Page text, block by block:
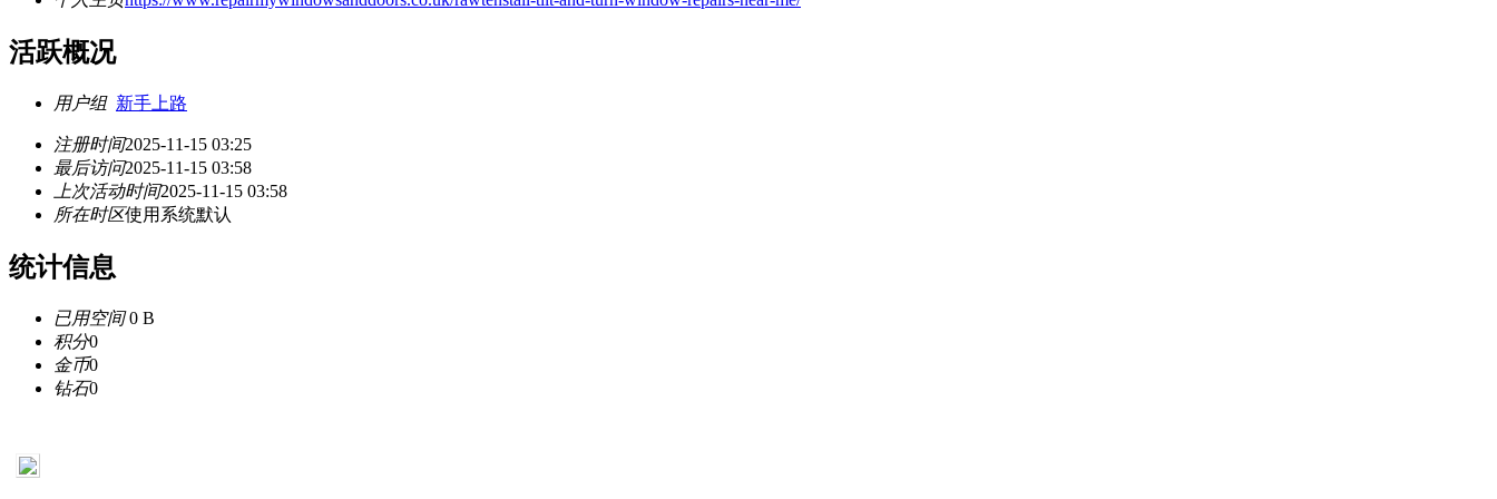
活跃概况
用户组 新手上路
注册时间2025-11-15 03:25
最后访问2025-11-15 03:58
上次活动时间2025-11-15 03:58
所在时区使用系统默认
统计信息
已用空间0 B
积分0
金币0
钻石0